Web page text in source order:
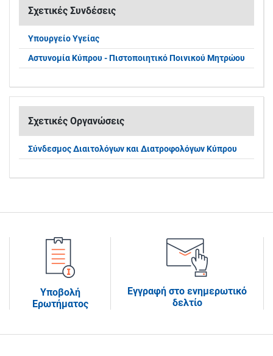
Σχετικές Συνδέσεις
Υπουργείο Υγείας
Αστυνομία Κύπρου - Πιστοποιητικό Ποινικού Μητρώου
Σχετικές Οργανώσεις
Σύνδεσμος Διαιτολόγων και Διατροφολόγων Κύπρου
Υποβολή
Ερωτήματος
Εγγραφή στο ενημερωτικό
δελτίο